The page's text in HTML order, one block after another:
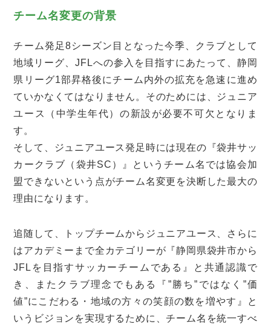
チーム名変更の背景
チーム発足8シーズン目となった今季、クラブとして
地域リーグ、JFLへの参入を目指すにあたって、静岡
県リーグ1部昇格後にチーム内外の拡充を急速に進め
ていかなくてはなりません。そのためには、ジュニア
ユース（中学生年代）の新設が必要不可欠となりま
す。
そして、ジュニアユース発足時には現在の『袋井サッ
カークラブ（袋井SC）』というチーム名では協会加
盟できないという点がチーム名変更を決断した最大の
理由になります。
追随して、トップチームからジュニアユース、さらに
はアカデミーまで全カテゴリーが『静岡県袋井市から
JFLを目指すサッカーチームである』と共通認識で
き、またクラブ理念でもある『”勝ち”ではなく”価
値”にこだわる・地域の方々の笑顔の数を増やす』と
いうビジョンを実現するために、チーム名を統一すべ